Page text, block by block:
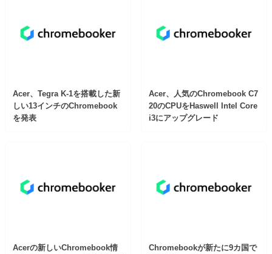
Acer、Tegra K-1を搭載した新
しい13インチのChromebook
を発表
Acer、人気のChromebook C7
20のCPUをHaswell Intel Core
i3にアップグレード
Acerの新しいChromebook情
Chromebookが新たに9カ国で